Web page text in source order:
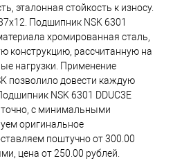
эталонная стойкость к износу.
Подшипник NSK 6301
хромированная сталь,
конструкцию, рассчитанную на
нагрузки. Применение
позволило довести каждую
NSK 6301 DDUC3E
точно, с минимальными
оригинальное
поштучно от 300.00
цена от 250.00 рублей.